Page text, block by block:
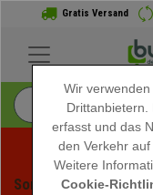
Gratis Versand
Wir
Drittanbietern.
erfasst und das
den Verkehr
Weitere
Cookie-